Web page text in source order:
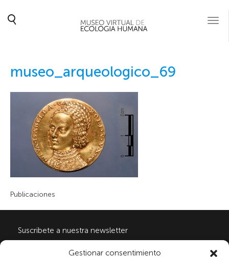
Gestionar consentimiento
museo_arqueologico_69
Publicaciones
Suscribete a nuestra newsletter